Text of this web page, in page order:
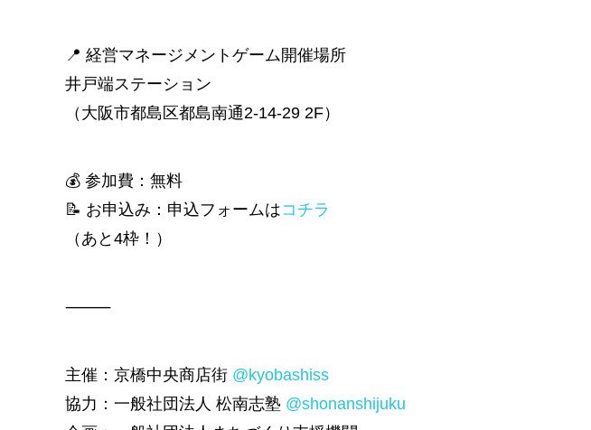
📍 経営マネージメントゲーム開催場所
井戸端ステーション
（大阪市都島区都島南通2-14-29 2F）
💰 参加費：無料
📝 お申込み：申込フォームはコチラ
（あと4枠！）
⸻
主催：京橋中央商店街 @kyobashiss
協力：一般社団法人 松南志塾 @shonanshijuku